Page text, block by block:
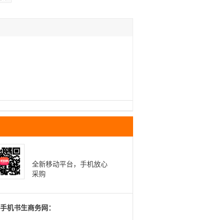
全新移动平台，手机放心
采购
手机书生商务网：